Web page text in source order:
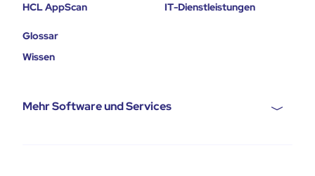
HCL AppScan
IT-Dienstleistungen
Glossar
Wissen
Mehr Software und Services